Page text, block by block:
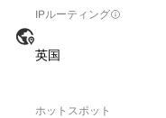
IPルーティング
英国
ホットスポット